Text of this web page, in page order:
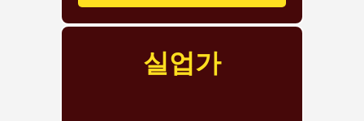
실업가